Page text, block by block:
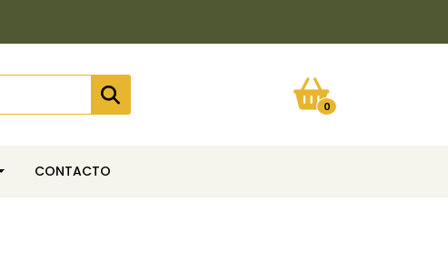
0
CONTACTO